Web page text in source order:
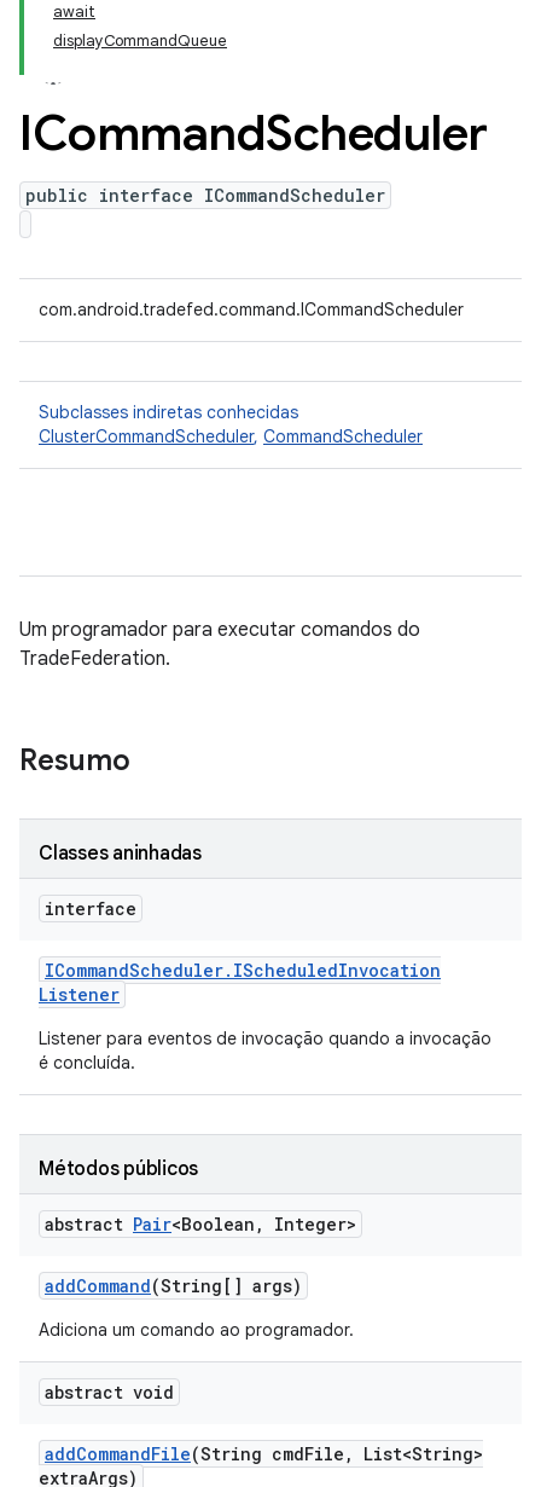
await
displayCommandQueue
ICommandScheduler
public interface ICommandScheduler
com.android.tradefed.command.ICommandScheduler
Subclasses indiretas conhecidas
ClusterCommandScheduler, CommandScheduler
Um programador para executar comandos do
TradeFederation.
Resumo
Classes aninhadas
interface
ICommandScheduler. IScheduledInvocation
Listener
Listener para eventos de invocação quando a invocação
é concluída.
Métodos públicos
abstract Pair<Boolean , Integer>
addCommand(String[] args)
Adiciona um comando ao programador.
abstract void
addCommandFile(String cmdFile ,
List<String>
extraArgs)